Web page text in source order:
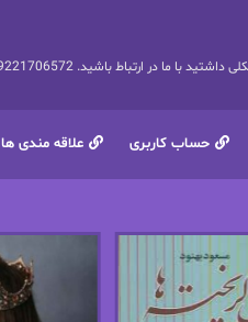
ما در ارتباط باشید. 09221706572
حساب کاربری علاقه مندی ها